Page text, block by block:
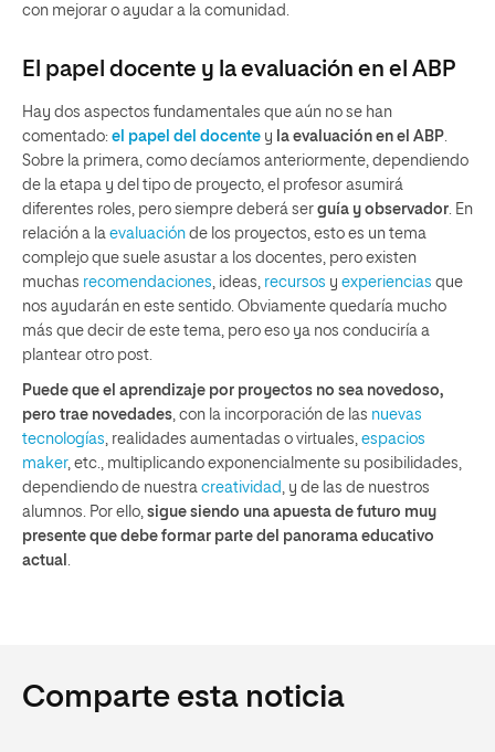
con mejorar o ayudar a la comunidad.
El papel docente y la evaluación en el ABP
Hay dos aspectos fundamentales que aún no se han
comentado: el papel del docente y la evaluación en el ABP
Sobre la primera, como decíamos anteriormente, dependiendo
de la etapa y del tipo de proyecto, el profesor asumirá
diferentes roles, pero siempre deberá ser guía y observador . En
relación a la evaluación de los proyectos, esto es un tema
complejo que suele asustar a los docentes, pero existen
muchas recomendaciones , ideas, recursos y experiencias que
nos ayudarán en este sentido. Obviamente quedaría mucho
más que decir de este tema, pero eso ya nos conduciría a
plantear otro post.
Puede que el aprendizaje por proyectos no sea novedoso,
pero trae novedades , con la incorporación de las nuevas
tecnologías , realidades aumentadas o virtuales, espacios
maker, etc., multiplicando exponencialmente su posibilidades,
dependiendo de nuestra creatividad
, y de las de nuestros
alumnos. Por ello, sigue siendo una apuesta de futuro muy
presente que debe formar parte del panorama educativo
actual
Comparte esta noticia